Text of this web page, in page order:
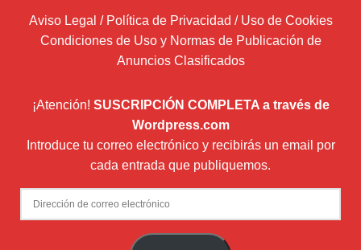
Aviso Legal / Política de Privacidad / Uso de Cookies
Condiciones de Uso y Normas de Publicación de
Anuncios Clasificados
¡Atención! SUSCRIPCIÓN COMPLETA a través de
Wordpress.com
Introduce tu correo electrónico y recibirás un email por
cada entrada que publiquemos.
Dirección
de